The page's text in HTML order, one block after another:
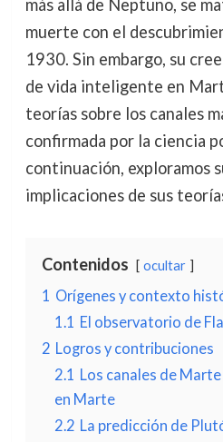
más allá de Neptuno, se
muerte con el
1930. Sin embargo, su
de vida inteligente en
teorías sobre los canales
confirmada por la ciencia
continuación, exploramos
implicaciones de sus
Contenidos ocultar
1 Orígenes y contexto
1.1 El observatorio de
2 Logros y contribuciones
2.1 Los canales de
en Marte
2.2 La predicción de